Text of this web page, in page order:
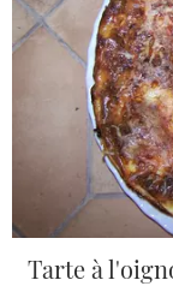
Tarte à